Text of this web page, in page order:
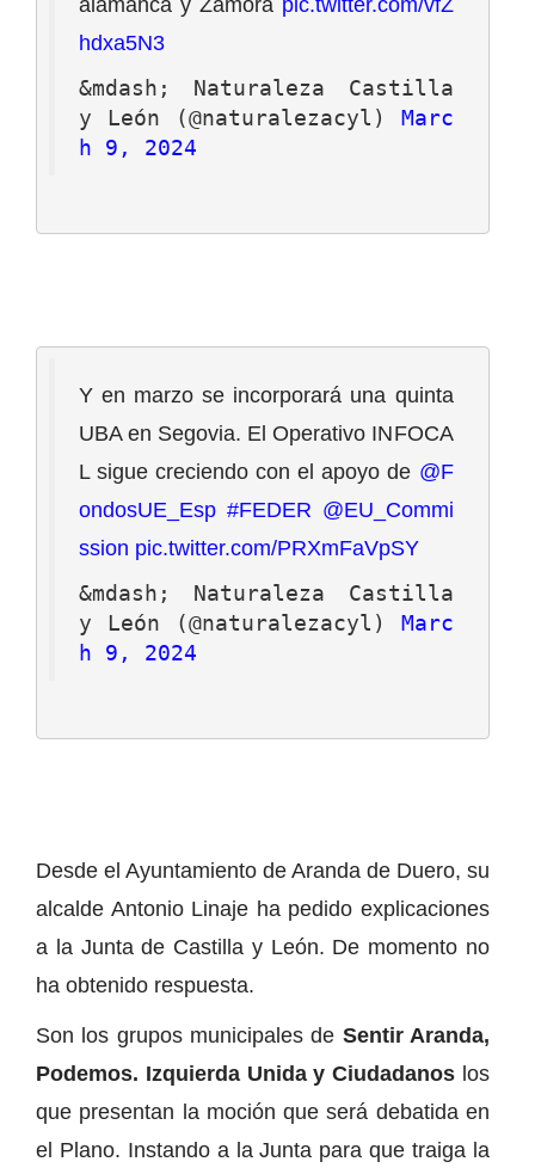
alamanca y Zamora pic.twitter.com/vfZ
hdxa5N3
&mdash; Naturaleza Castilla
y León (@naturalezacyl)
Marc
h 9, 2024
Y en marzo se incorporará una quinta
UBA en Segovia. El Operativo INFOCA
L sigue creciendo con el apoyo de @F
ondosUE_Esp #FEDER @EU_Commi
ssion pic.twitter.com/PRXmFaVpSY
&mdash; Naturaleza Castilla
y León (@naturalezacyl)
Marc
h 9, 2024
Desde el Ayuntamiento de Aranda de Duero, su
alcalde Antonio Linaje ha pedido explicaciones
a la Junta de Castilla y León. De momento no
ha obtenido respuesta.
Son los grupos municipales de Sentir Aranda,
Podemos. Izquierda Unida y Ciudadanos los
que presentan la moción que será debatida en
el Plano. Instando a la Junta para que traiga la